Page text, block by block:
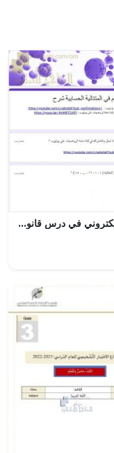
اختبار الكتروني في درس قانون الحد العام في المتتاليات الحسابية (شرح) (رياضيات بحتة) الحادي عشر